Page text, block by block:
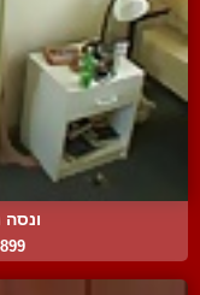
4899